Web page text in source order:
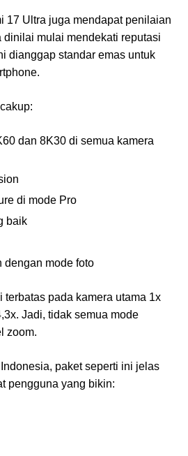
17 Ultra juga mendapat penilaian
dinilai mulai mendekati reputasi
dianggap standar emas untuk
dan 8K30 di semua kamera
di mode Pro
baik
dengan mode foto
terbatas pada kamera utama 1x
Jadi, tidak semua mode
zoom.
paket seperti ini jelas
pengguna yang bikin: